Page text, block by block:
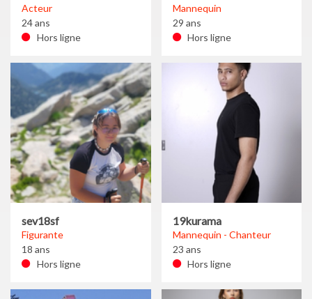
Acteur
24 ans
Hors ligne
Mannequin
29 ans
Hors ligne
sev18sf
Figurante
18 ans
Hors ligne
19kurama
Mannequin - Chanteur
23 ans
Hors ligne